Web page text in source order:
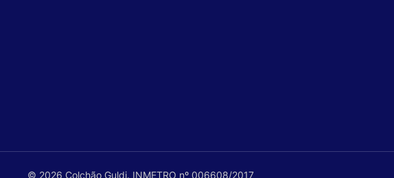
© 2026 Colchão Guldi. INMETRO nº 006608/2017